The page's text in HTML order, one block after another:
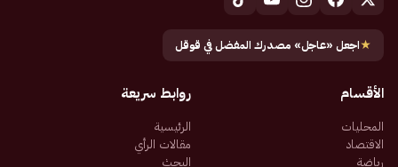
★اجعل «عاجل» مصدرك المفضل في قوقل
الأقسام
المحليات
الاقتصاد
رياضة
روابط سريعة
الرئيسية
مقالات الرأي
البحث